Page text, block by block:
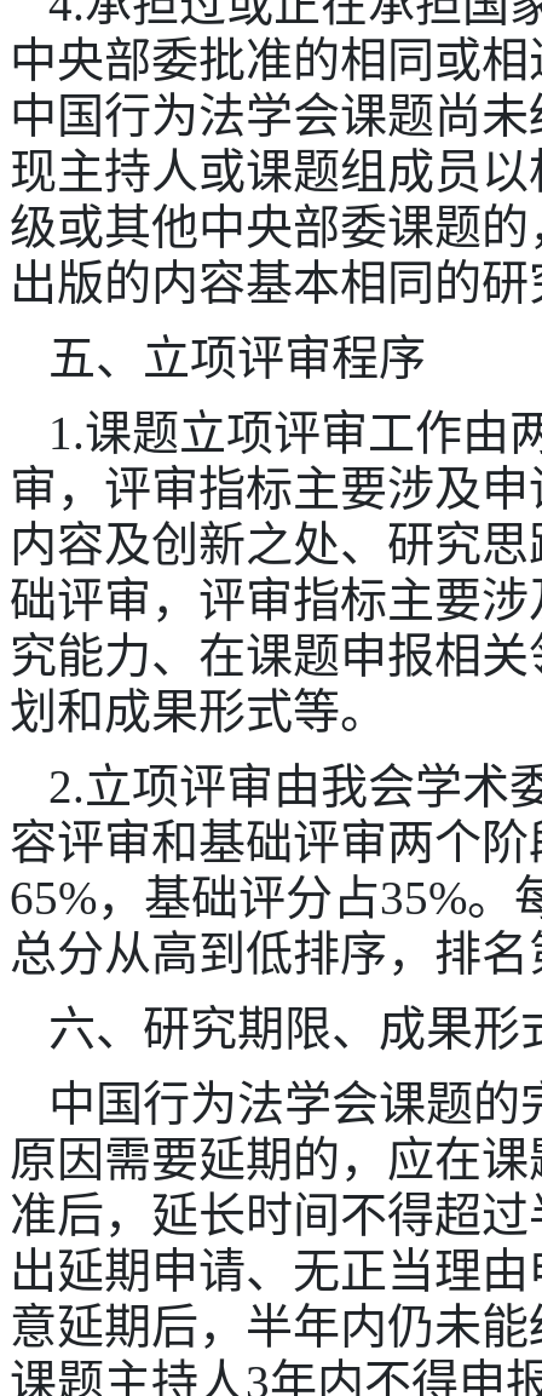
中央部委批准的相同或
中国行为法学会课题尚
现主持人或课题组成员
级或其他中央部委课题
出版的内容基本相同的
五、立项评审程序
1.课题立项评审工作由
审，评审指标主要涉及
内容及创新之处、研究
础评审，评审指标主要
究能力、在课题申报相
划和成果形式等。
2.立项评审由我会学术
容评审和基础评审两个
65%，基础评分占35%
总分从高到低排序，排
六、研究期限、成果形
中国行为法学会课题
原因需要延期的，应在
准后，延长时间不得超
出延期申请、无正当理
意延期后，半年内仍未
课题主持人3年内不得申